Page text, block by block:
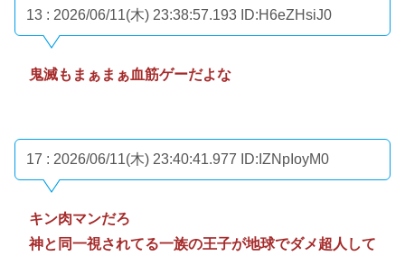
13 : 2026/06/11(木) 23:38:57.193 ID:H6eZHsiJ0
鬼滅もまぁまぁ血筋ゲーだよな
17 : 2026/06/11(木) 23:40:41.977 ID:IZNpIoyM0
キン肉マンだろ
神と同一視されてる一族の王子が地球でダメ超人して